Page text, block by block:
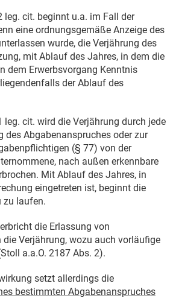
leg. cit. beginnt u.a. im Fall der
eine ordnungsgemäße Anzeige des
wurde, die Verjährung des
mit Ablauf des Jahres, in dem die
dem Erwerbsvorgang Kenntnis
der Ablauf des
leg. cit. wird die Verjährung durch jede
des Abgabenanspruches oder zur
(§ 77) von der
nach außen erkennbare
Mit Ablauf des Jahres, in
eingetreten ist, beginnt die
zu laufen.
die Erlassung von
die Verjährung, wozu auch vorläufige
a.a.O. 2187 Abs. 2).
setzt allerdings die
bestimmten Abgabenanspruches